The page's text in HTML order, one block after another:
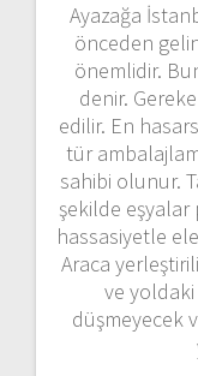
Ayazağa
önceden
önemlidir.
denir.
edilir. En
tür
sahibi olunur.
şekilde eşyalar
hassasiyetle
Araca
ve
düşmeyecek